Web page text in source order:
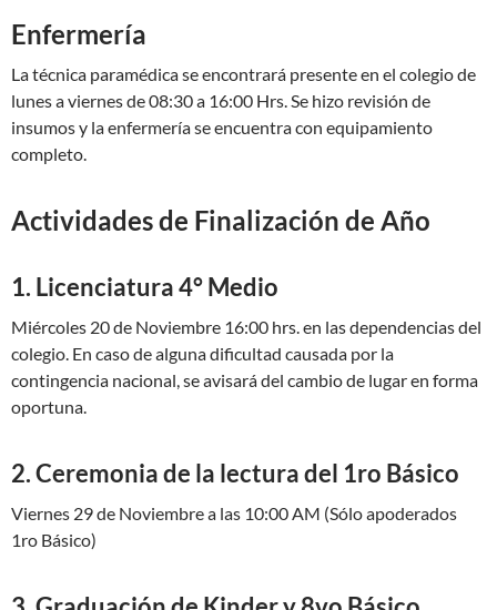
Enfermería
La técnica paramédica se encontrará presente en el colegio de
lunes a viernes de 08:30 a 16:00 Hrs. Se hizo revisión de
insumos y la enfermería se encuentra con equipamiento
completo.
Actividades de Finalización de Año
1. Licenciatura 4° Medio
Miércoles 20 de Noviembre 16:00 hrs. en las dependencias del
colegio. En caso de alguna dificultad causada por la
contingencia nacional, se avisará del cambio de lugar en forma
oportuna.
2. Ceremonia de la lectura del 1ro Básico
Viernes 29 de Noviembre a las 10:00 AM (Sólo apoderados
1ro Básico)